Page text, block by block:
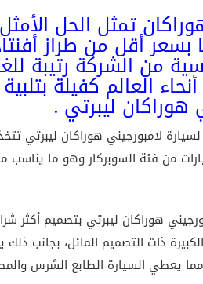
تمثل الحل
بسعر أقل من طراز
من الشركة رتيبة
العالم كفيلة بتلبية
هوراكان ليبرتي .
لسيارة لامبورجيني هوراكان ليبرتي
من فئة السوبركار وهو ما
هوراكان ليبرتي بتصميم أكثر
ذات التصميم المائل، بجانب
يعطي السيارة الطابع الشرس